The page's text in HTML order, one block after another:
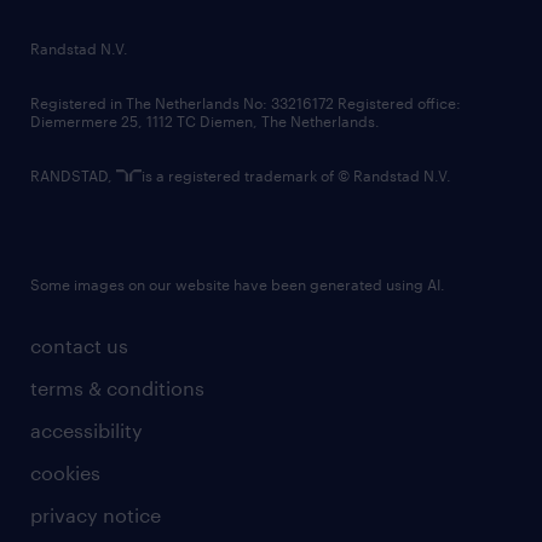
country websites
contact us
terms & conditions
accessibility
cookies
privacy notice
Randstad N.V.
Registered in The Netherlands No: 33216172 Registered office:
Diemermere 25, 1112 TC Diemen, The Netherlands.
RANDSTAD, is a registered trademark of © Randstad N.V.
Some images on our website have been generated using AI.